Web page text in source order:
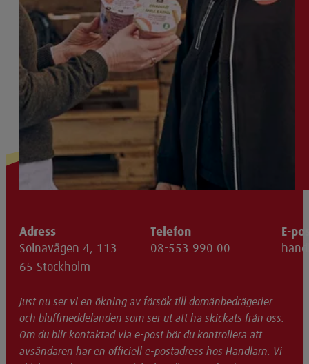
Adress
Solnavägen 4, 113
65 Stockholm
Telefon
08-553 990 00
E-
Just nu ser vi en ökning av försök till domänbedrägerier
och bluffmeddelanden som ser ut att ha skickats från oss.
Om du blir kontaktad via e-post bör du kontrollera att
avsändaren har en officiell e-postadress hos Handlarn. Vi